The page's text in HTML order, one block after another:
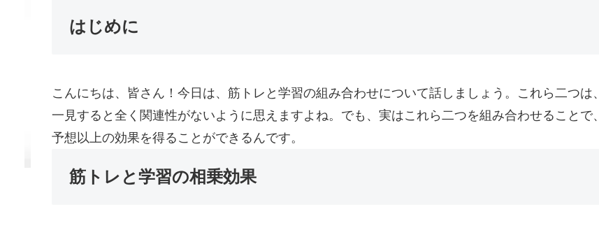
はじめに
こんにちは、皆さん！今日は、筋トレと学習の組み合わせについて話しましょう。これら二つは、
一見すると全く関連性がないように思えますよね。でも、実はこれら二つを組み合わせることで、
予想以上の効果を得ることができるんです。
筋トレと学習の相乗効果